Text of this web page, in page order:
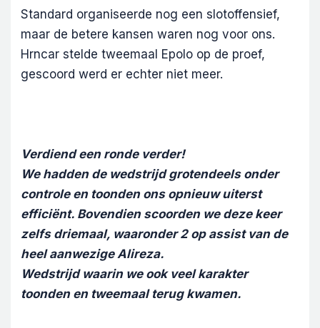
Standard organiseerde nog een slotoffensief,
maar de betere kansen waren nog voor ons.
Hrncar stelde tweemaal Epolo op de proef,
gescoord werd er echter niet meer.
Verdiend een ronde verder!
We hadden de wedstrijd grotendeels onder
controle en toonden ons opnieuw uiterst
efficiënt. Bovendien scoorden we deze keer
zelfs driemaal, waaronder 2 op assist van de
heel aanwezige Alireza.
Wedstrijd waarin we ook veel karakter
toonden en tweemaal terug kwamen.